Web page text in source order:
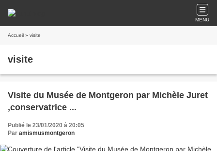
MENU
Accueil » visite
visite
Visite du Musée de Montgeron par Michèle Juret
,conservatrice ...
Publié le 23/01/2020 à 20:05
Par amismusmontgeron